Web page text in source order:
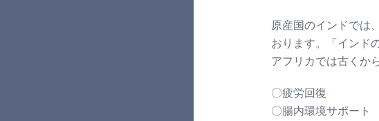
原産国のインドでは
おります。「インド
アフリカでは古くか
〇疲労回復
〇腸内環境サポート